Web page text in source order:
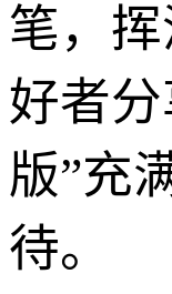
笔，
好者
版”充
待。